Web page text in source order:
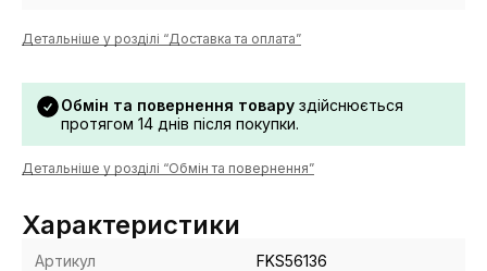
Детальніше у розділі “Доставка та оплата”
Обмін та повернення товару здійснюється
протягом 14 днів після покупки.
Детальніше у розділі “Обмін та повернення”
Характеристики
Артикул FKS56136